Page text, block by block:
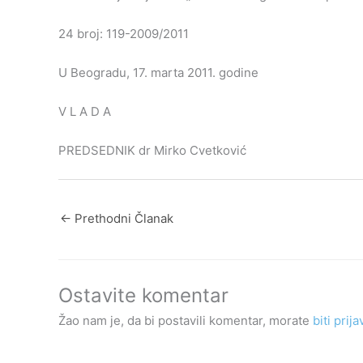
24 broj: 119-2009/2011
U Beogradu, 17. marta 2011. godine
V L A D A
PREDSEDNIK dr Mirko Cvetković
← Prethodni Članak
Ostavite komentar
Žao nam je, da bi postavili komentar, morate biti